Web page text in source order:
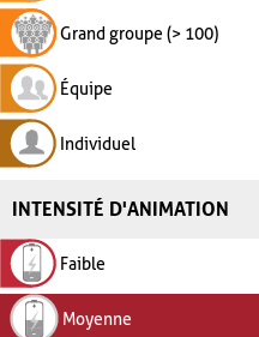
Grand groupe (> 100)
Équipe
Individuel
INTENSITÉ D'ANIMATION
Faible
Moyenne